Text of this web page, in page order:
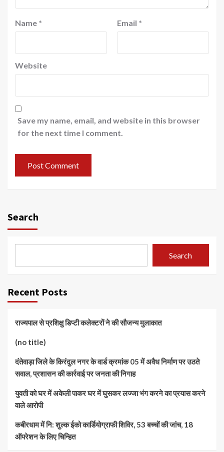
Name * Email *
Website
Save my name, email, and website in this browser
for the next time I comment.
Search
Search
Recent Posts
राज्यपाल से प्रशिक्षु डिप्टी कलेक्टरों ने की सौजन्य मुलाकात
(no title)
दंतेवाड़ा जिले के किरंदुल नगर के वार्ड क्रमांक 05 में अवैध निर्माण पर उठते
सवाल, प्रशासन की कार्रवाई पर जनता की निगाह
युवती को घर में अकेली पाकर घर में घुसकर लज्जा भंग करने का प्रयास करने
वाले आरोपी
कबीरधाम में नि: शुल्क ईको कार्डियोग्राफी शिविर, 53 बच्चों की जांच, 18
ऑपरेशन के लिए चिन्हित